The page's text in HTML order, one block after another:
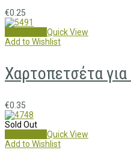
€0.25
Quick View
Add to Wishlist
Χαρτοπετσέτα
€0.35
Sold Out
Quick View
Add to Wishlist